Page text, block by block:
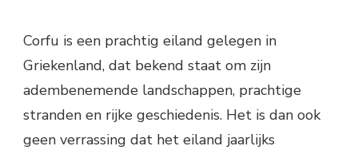
Corfu is een prachtig eiland gelegen in
Griekenland, dat bekend staat om zijn
adembenemende landschappen, prachtige
stranden en rijke geschiedenis. Het is dan ook
geen verrassing dat het eiland jaarlijks